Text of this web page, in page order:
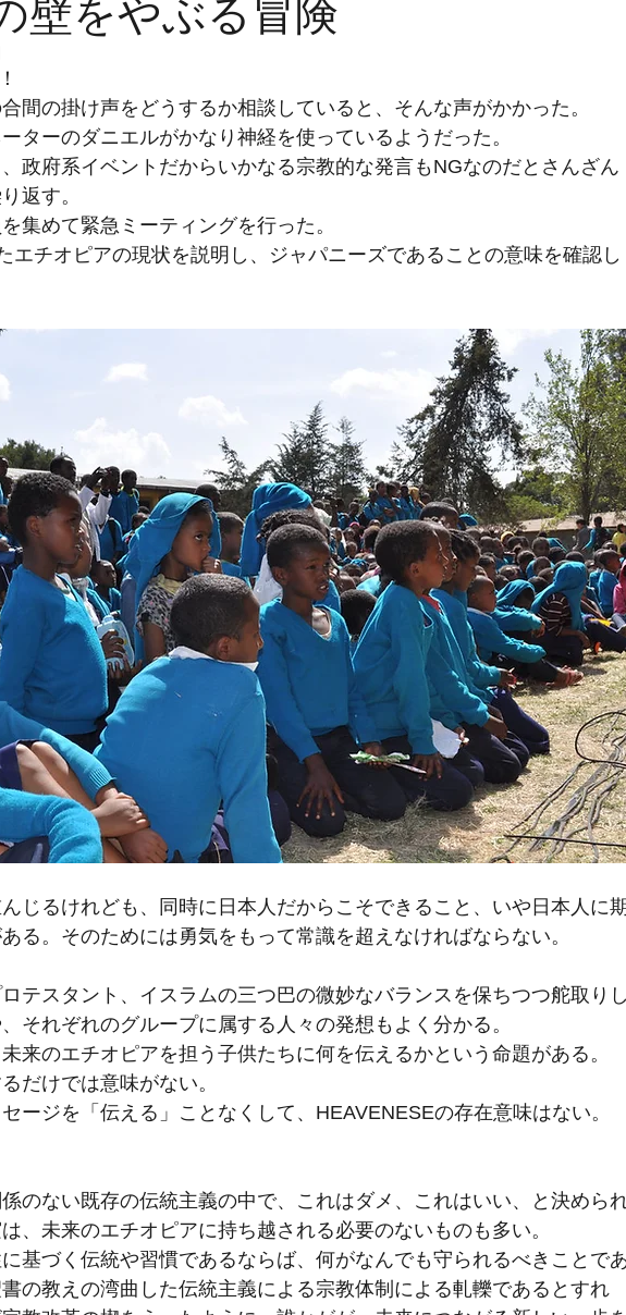
壁をやぶる冒険
間の掛け声をどうするか相談していると、そんな声がかかった。
ターのダニエルがかなり神経を使っているようだった。
政府系イベントだからいかなる宗教的な発言もNGなのだとさんざん
返す。
集めて緊急ミーティングを行った。
エチオピアの現状を説明し、ジャパニーズであることの意味を確認し
じるけれども、同時に日本人だからこそできること、いや日本人に期
る。そのためには勇気をもって常識を超えなければならない。
テスタント、イスラムの三つ巴の微妙なバランスを保ちつつ舵取りし
それぞれのグループに属する人々の発想もよく分かる。
来のエチオピアを担う子供たちに何を伝えるかという命題がある。
だけでは意味がない。
ージを「伝える」ことなくして、HEAVENESEの存在意味はない。
のない既存の伝統主義の中で、これはダメ、これはいい、と決めら
、未来のエチオピアに持ち越される必要のないものも多い。
基づく伝統や習慣であるならば、何がなんでも守られるべきことで
の教えの湾曲した伝統主義による宗教体制による軋轢であるとすれ